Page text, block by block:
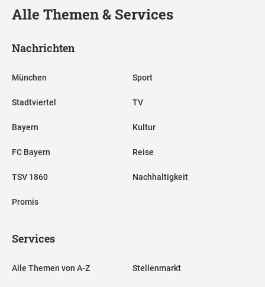
Alle Themen & Services
Nachrichten
München
Stadtviertel
Bayern
FC Bayern
TSV 1860
Promis
Sport
TV
Kultur
Reise
Nachhaltigkeit
Services
Alle Themen von A-Z Stellenmarkt